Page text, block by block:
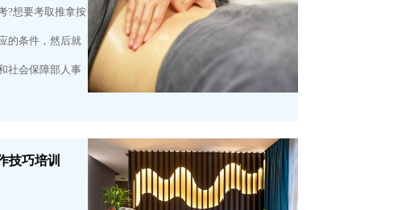
?想要考取推拿按
的条件，然后就
社会保障部人事
技巧培训